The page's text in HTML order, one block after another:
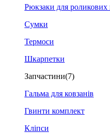
Рюкзаки для роликових
Сумки
Термоси
Шкарпетки
Запчастини(7)
Гальма для ковзанів
Гвинти комплект
Кліпси